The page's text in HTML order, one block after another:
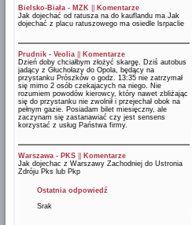
Bielsko-Biała - MZK
Komentarze
Jak dojechać od ratusza na do kauflandu ma Jak
dojechać z placu ratuszowego ma osiedle lsrpaclie
Prudnik - Veolia
Komentarze
Dzień doby chciałbym złożyć skargę. Dziś autobus
jadący z Głuchołazy do Opola, będący na
przystanku Prószków o godz. 13:35 nie zatrzymał
się mimo 2 osób czekajacych na niego. Nie
rozumiem powodów kierowcy, który nawet zbliżając
się do przystanku nie zwolnił i przejechał obok na
pełnym gazie. Posiadam bilet miesięczny, ale
zaczynam się zastanawiać czy jest sensens
korzystać z usług Państwa firmy.
Warszawa - PKS
Komentarze
Jak dojechac z Warszawy Zachodniej do Ustronia
Zdróju Pks lub Pkp
Ostatnia odpowiedź
Srak